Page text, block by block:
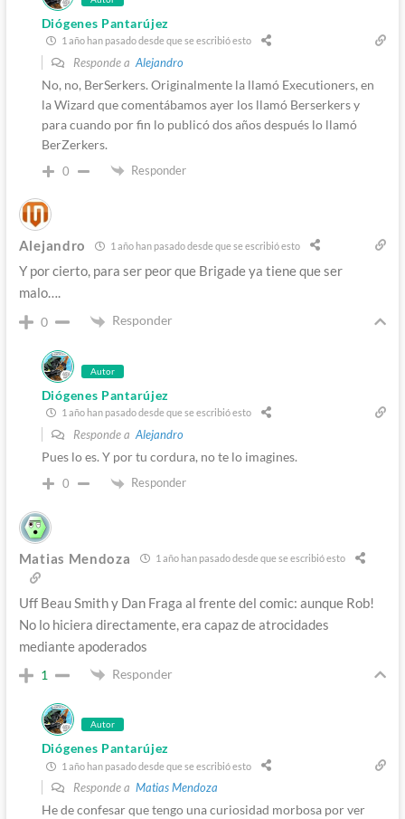
Diógenes Pantarújez
1 año han pasado desde que se escribió esto
Responde a Alejandro
No, no, BerSerkers. Originalmente la llamó Executioners, en
la Wizard que comentábamos ayer los llamó Berserkers y
para cuando por fin lo publicó dos años después lo llamó
BerZerkers.
0 Responder
Alejandro 1 año han pasado desde que se escribió esto
Y por cierto, para ser peor que Brigade ya tiene que ser
malo….
0 Responder
Autor
Diógenes Pantarújez
1 año han pasado desde que se escribió esto
Responde a Alejandro
Pues lo es. Y por tu cordura, no te lo imagines.
0 Responder
Matias Mendoza 1 año han pasado desde que se escribió esto
Uff Beau Smith y Dan Fraga al frente del comic: aunque Rob!
No lo hiciera directamente, era capaz de atrocidades
mediante apoderados
1 Responder
Autor
Diógenes Pantarújez
1 año han pasado desde que se escribió esto
Responde a Matias Mendoza
He de confesar que tengo una curiosidad morbosa por ver